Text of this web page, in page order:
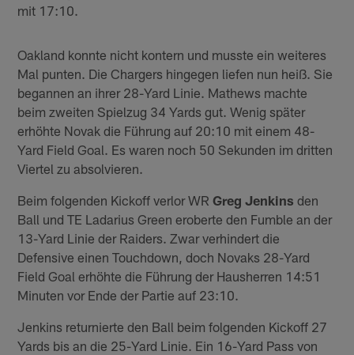
mit 17:10.
Oakland konnte nicht kontern und musste ein weiteres
Mal punten. Die Chargers hingegen liefen nun heiß. Sie
begannen an ihrer 28-Yard Linie. Mathews machte
beim zweiten Spielzug 34 Yards gut. Wenig später
erhöhte Novak die Führung auf 20:10 mit einem 48-
Yard Field Goal. Es waren noch 50 Sekunden im dritten
Viertel zu absolvieren.
Beim folgenden Kickoff verlor WRGreg Jenkinsden
Ball und TE Ladarius Green eroberte den Fumble an der
13-Yard Linie der Raiders. Zwar verhindert die
Defensive einen Touchdown, doch Novaks 28-Yard
Field Goal erhöhte die Führung der Hausherren 14:51
Minuten vor Ende der Partie auf 23:10.
Jenkins returnierte den Ball beim folgenden Kickoff 27
Yards bis an die 25-Yard Linie. Ein 16-Yard Pass von